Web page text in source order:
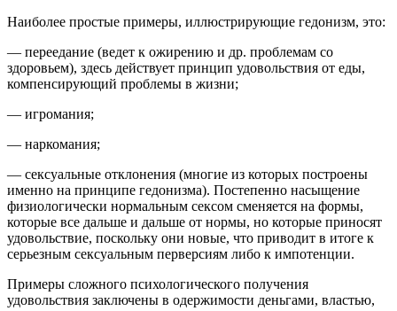
Наиболее простые примеры, иллюстрирующие гедонизм, это:
— переедание (ведет к ожирению и др. проблемам со
здоровьем), здесь действует принцип удовольствия от еды,
компенсирующий проблемы в жизни;
— игромания;
— наркомания;
— сексуальные отклонения (многие из которых построены
именно на принципе гедонизма). Постепенно насыщение
физиологически нормальным сексом сменяется на формы,
которые все дальше и дальше от нормы, но которые приносят
удовольствие, поскольку они новые, что приводит в итоге к
серьезным сексуальным перверсиям либо к импотенции.
Примеры сложного психологического получения
удовольствия заключены в одержимости деньгами, властью,